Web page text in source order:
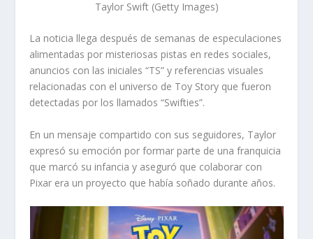
Taylor Swift (Getty Images)
La noticia llega después de semanas de especulaciones
alimentadas por misteriosas pistas en redes sociales,
anuncios con las iniciales “TS” y referencias visuales
relacionadas con el universo de Toy Story que fueron
detectadas por los llamados “Swifties”.
En un mensaje compartido con sus seguidores, Taylor
expresó su emoción por formar parte de una franquicia
que marcó su infancia y aseguró que colaborar con
Pixar era un proyecto que había soñado durante años.